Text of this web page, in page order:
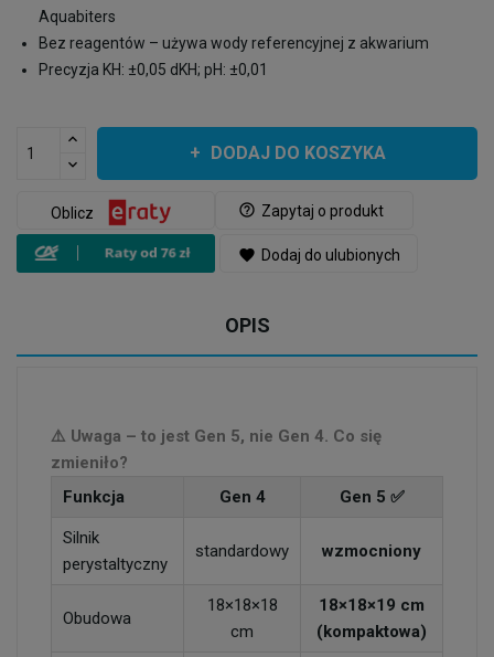
Aquabiters
Bez reagentów – używa wody referencyjnej z akwarium
Precyzja KH: ±0,05 dKH; pH: ±0,01
DODAJ DO KOSZYKA
help_outline Zapytaj o produkt
Oblicz
favorite Dodaj do ulubionych
OPIS
⚠️ Uwaga – to jest Gen 5, nie Gen 4. Co się
zmieniło?
Funkcja
Gen 4 Gen 5 ✅
Silnik
perystaltyczny
standardowy wzmocniony
Obudowa
18×18×18
cm
18×18×19 cm
(kompaktowa)